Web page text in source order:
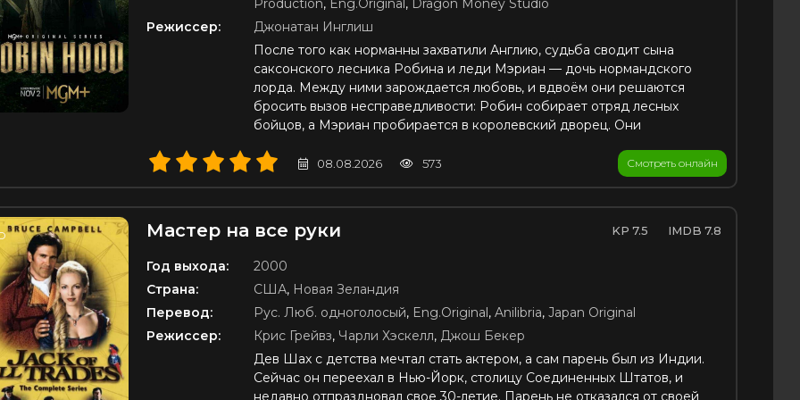
Production, Eng.Original , Dragon Money Studio
Режиссер:
Джонатан Инглиш
После того как норманны захватили Англию, судьба сводит сына
саксонского лесника Робина и леди Мэриан — дочь нормандского
лорда. Между ними зарождается любовь, и вдвоём они решаются
бросить вызов несправедливости: Робин собирает отряд лесных
бойцов, а Мэриан пробирается в королевский дворец. Они
08.08.2026 573 Смотреть онлайн
Мастер на все руки 7.5 7.8
Год выхода:
2000
Страна:
США, Новая Зеландия
Перевод:
Рус. Люб. одноголосый, Eng.Original, Anilibria, Japan Original
Режиссер:
Крис Грейвз, Чарли Хэскелл, Джош Бекер
Дев Шах с детства мечтал стать актером, а сам парень был из Индии.
Сейчас он переехал в Нью-Йорк, столицу Соединенных Штатов, и
недавно отпраздновал свое 30-летие. Парень не отказался от своей